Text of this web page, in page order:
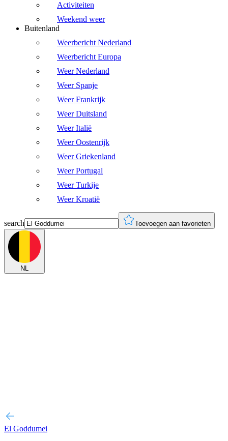
Activiteiten
Weekend weer
Buitenland
Weerbericht Nederland
Weerbericht Europa
Weer Nederland
Weer Spanje
Weer Frankrijk
Weer Duitsland
Weer Italië
Weer Oostenrijk
Weer Griekenland
Weer Portugal
Weer Turkije
Weer Kroatië
search Toevoegen aan favorieten
NL
El Goddumei